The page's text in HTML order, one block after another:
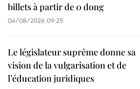
billets à partir de 0 dong
04/08/2026 09:25
Le législateur suprême donne sa
vision de la vulgarisation et de
l’éducation juridiques